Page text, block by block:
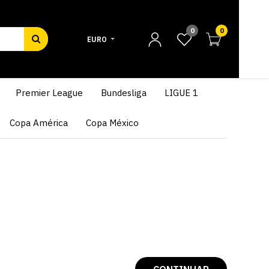
EURO
0 0
Premier League Bundesliga LIGUE 1
Copa América Copa México